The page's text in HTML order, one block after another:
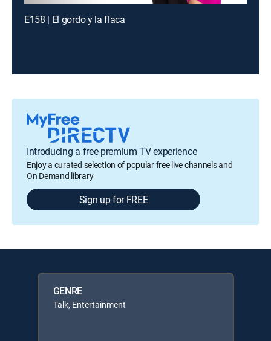
E158 | El gordo y la flaca
Introducing a free premium TV experience
Enjoy a curated selection of popular free live channels and
On Demand library
Sign up for FREE
GENRE
Talk, Entertainment